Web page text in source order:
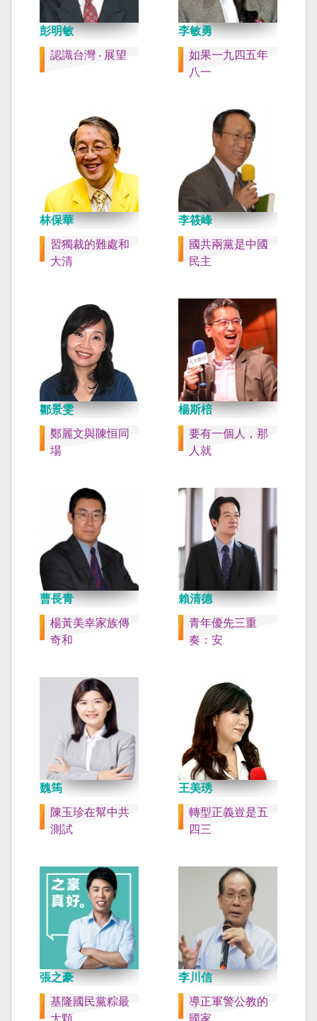
彭明敏
認識台灣 ‧ 展望
李敏勇
如果一九四五年
八一
林保華
習獨裁的難處和
大清
李筱峰
國共兩黨是中國
民主
鄒景雯
鄭麗文與陳恒同
場
楊斯棓
要有一個人，那
人就
曹長青
楊黃美幸家族傳
奇和
賴清德
青年優先三重
奏：安
魏筠
陳玉珍在幫中共
測試
王美琇
轉型正義豈是五
四三
張之豪
基隆國民黨粽最
李川信
導正軍警公教的